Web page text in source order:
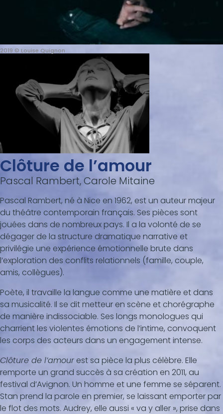
2019 © Louise Quignon
Clôture de l’amour
Pascal Rambert, Carole Mitaine
Pascal Rambert, né à Nice en 1962, est un auteur majeur
du théâtre contemporain français. Ses pièces sont
jouées dans de nombreux pays. Il a la volonté de se
dégager de la structure dramatique narrative et
privilégie une expérience émotionnelle brute dans
l’exploration des conflits relationnels (famille, couple,
amis, collègues).
Poète, il travaille la langue comme une matière et dans
sa musicalité. Il se dit metteur en scène et chorégraphe
de manière indissociable. Ses longs monologues qui
charrient les violentes émotions de l’intime, convoquent
les corps des acteurs dans un engagement intense.
Clôture de l’amour est sa pièce la plus célèbre. Elle
remporte un grand succès à sa création en 2011, au
festival d’Avignon. Un homme et une femme se séparent.
Stan prend la parole en premier, se laissant emporter par
le flot des mots. Audrey, elle aussi « va y aller », prise dans